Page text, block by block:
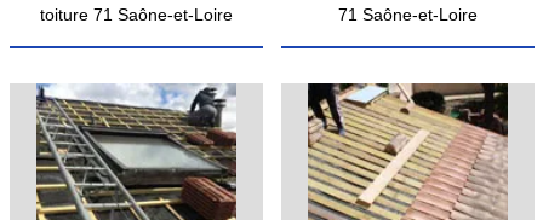
toiture 71 Saône-et-Loire
71 Saône-et-Loire